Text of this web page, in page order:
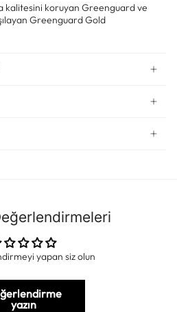
kalitesini koruyan Greenguard ve
Greenguard Gold
yapan siz olun
yazın